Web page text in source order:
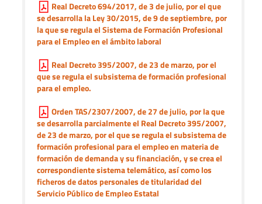
Real Decreto 694/2017, de 3 de julio, por el que
se desarrolla la Ley 30/2015, de 9 de septiembre, por
la que se regula el Sistema de Formación Profesional
para el Empleo en el ámbito laboral
Real Decreto 395/2007, de 23 de marzo, por el
que se regula el subsistema de formación profesional
para el empleo.
Orden TAS/2307/2007, de 27 de julio, por la que
se desarrolla parcialmente el Real Decreto 395/2007,
de 23 de marzo, por el que se regula el subsistema de
formación profesional para el empleo en materia de
formación de demanda y su financiación, y se crea el
correspondiente sistema telemático, así como los
ficheros de datos personales de titularidad del
Servicio Público de Empleo Estatal